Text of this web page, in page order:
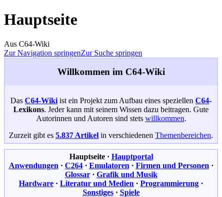
Hauptseite
Aus C64-Wiki
Zur Navigation springenZur Suche springen
Willkommen im C64-Wiki
Das C64-Wiki ist ein Projekt zum Aufbau eines speziellen C64-
Lexikons. Jeder kann mit seinem Wissen dazu beitragen. Gute
Autorinnen und Autoren sind stets willkommen.
Zurzeit gibt es 5.837 Artikel in verschiedenen Themenbereichen.
Hauptseite· Hauptportal
Anwendungen · C264· Emulatoren · Firmen und Personen ·
Glossar· Grafik und Musik
Hardware · Literatur und Medien · Programmierung ·
Sonstiges· Spiele